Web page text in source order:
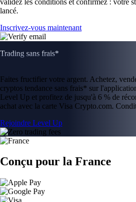
validez les conditions et confirmez : votre
lancé.
Inscrivez-vous maintenant
Trading sans frais*
Faites fructifier votre argent. Achetez,
cryptos tendance sans frais* sur
Level Up et profitez de jusqu'à 6 % de
achat avec la carte Visa Crypto.com.
Rejoindre Level Up
Conçu pour la France